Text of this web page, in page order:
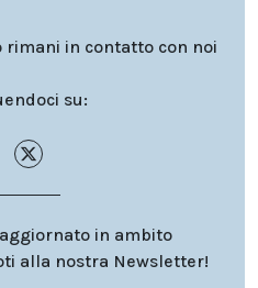
rimani in contatto con noi
su:
in ambito
alla nostra Newsletter!